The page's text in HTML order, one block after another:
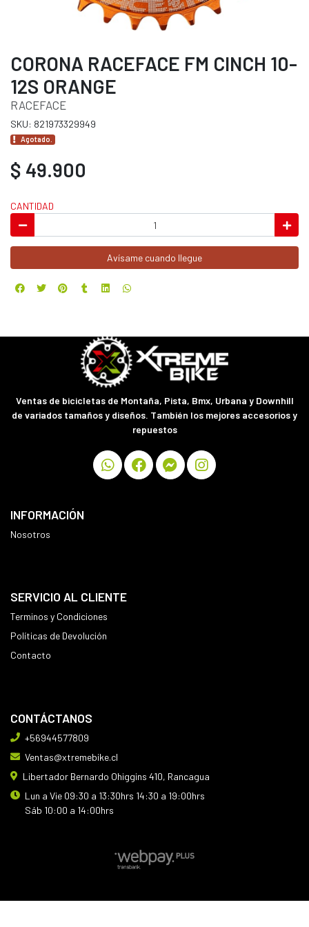
CORONA RACEFACE FM CINCH 10-
12S ORANGE
RACEFACE
SKU: 821973329949
Agotado.
$ 49.900
CANTIDAD
Avísame cuando llegue
Ventas de bicicletas de Montaña, Pista, Bmx, Urbana y Downhill
de variados tamaños y diseños. También los mejores accesorios y
repuestos
INFORMACIÓN
Nosotros
SERVICIO AL CLIENTE
Terminos y Condiciones
Políticas de Devolución
Contacto
CONTÁCTANOS
+56944577809
Ventas@xtremebike.cl
Libertador Bernardo Ohiggins 410, Rancagua
Lun a Vie 09:30 a 13:30hrs 14:30 a 19:00hrs
Sáb 10:00 a 14:00hrs